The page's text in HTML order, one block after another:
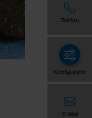
Telefon
Konfigurator
E-Mail